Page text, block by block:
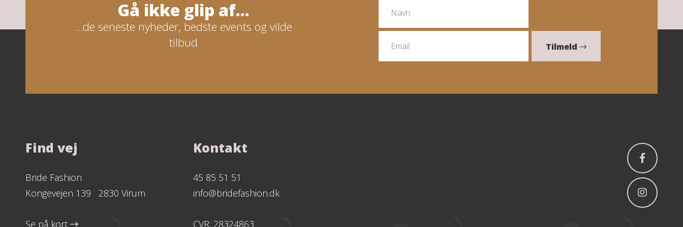
Gå ikke glip af...
...de seneste nyheder, bedste events og vilde
tilbud
Tilmeld
Find vej
Bride Fashion
Kongevejen 139 2830 Virum
Se på kort
Kontakt
45 85 51 51
info@bridefashion.dk
CVR: 28324863